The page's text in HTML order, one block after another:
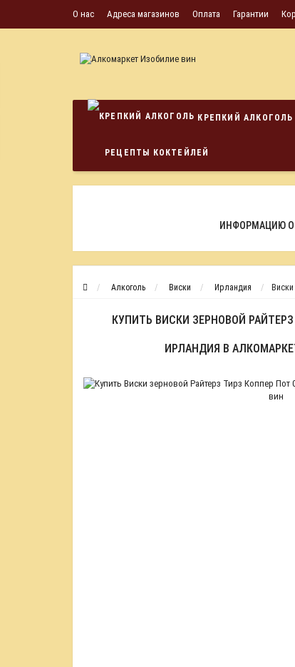
О нас Адреса магазинов Оплата Гарантии
КРЕПКИЙ АЛКОГОЛЬ
РЕЦЕПТЫ КОКТЕЙЛЕЙ
ИНФОРМАЦИЮ О
Алкоголь Виски Ирландия
КУПИТЬ ВИСКИ ЗЕРНОВОЙ
ИРЛАНДИЯ В